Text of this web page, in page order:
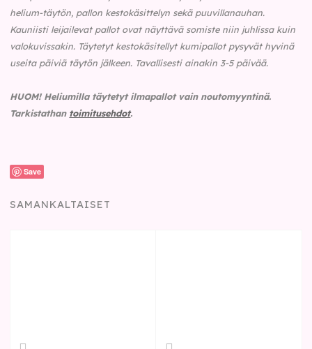
helium-täytön, pallon kestokäsittelyn sekä puuvillanauhan.
Kauniisti leijailevat pallot ovat näyttävä somiste niin juhlissa kuin
valokuvissakin. Täytetyt kestokäsitellyt kumipallot pysyvät hyvinä
useita päiviä täytön jälkeen. Tavallisesti ainakin 3-5 päivää.
HUOM! Heliumilla täytetyt ilmapallot vain noutomyyntinä.
Tarkistathan toimitusehdot.
Save
SAMANKALTAISET